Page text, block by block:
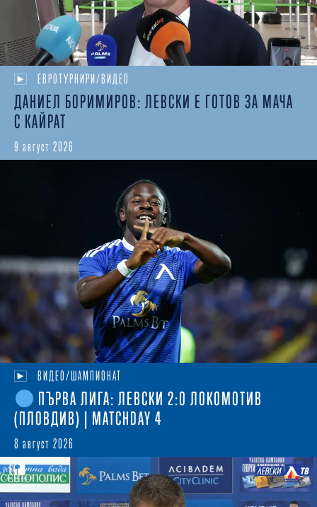
ЕВРОТУРНИРИ/ВИДЕО
ДАНИЕЛ БОРИМИРОВ: ЛЕВСКИ Е ГОТОВ ЗА МАЧА
С КАЙРАТ
9 август 2026
ВИДЕО/ШАМПИОНАТ
ПЪРВА ЛИГА: ЛЕВСКИ 2:0 ЛОКОМОТИВ
(ПЛОВДИВ) | MATCHDAY 4
8 август 2026